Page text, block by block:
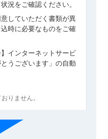
況をご確認ください。
していただく書類が異
時に必要なものをご確
インターネットサービ
うございます」の自動
りません。